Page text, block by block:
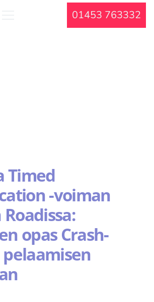
01453 763332
Timed
-voiman
opas Crash-